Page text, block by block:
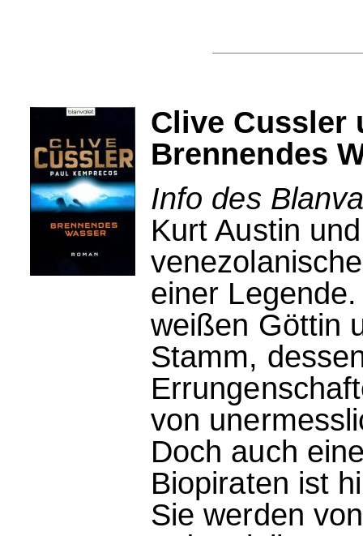
Clive Cussler
Brennendes
Info des
Kurt Austin
einer
weißen Göttin
Stamm,
von
Doch auch
Biopiraten ist
Sie werden